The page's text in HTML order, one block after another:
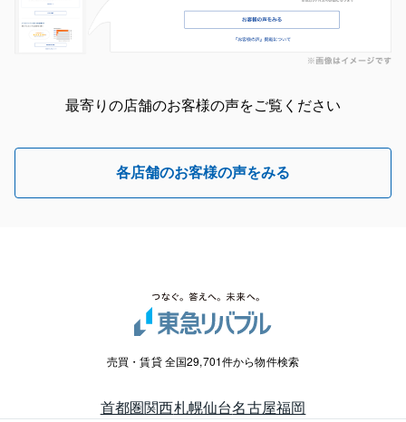
最寄りの店舗のお客様の声をご覧ください
各店舗のお客様の声をみる
売買・賃貸 全国29,701件から物件検索
首都圏関西札幌仙台名古屋福岡